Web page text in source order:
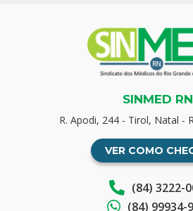
SINMED RN
R. Apodi, 244 - Tirol, Natal -
VER COMO
(84) 3222-
(84) 99934-